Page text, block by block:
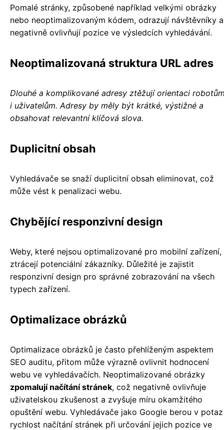
Pomalé stránky, způsobené například velkými obrázky
nebo neoptimalizovaným kódem, odrazují návštěvníky a
negativně ovlivňují pozice ve výsledcích vyhledávání.
Neoptimalizovaná struktura URL adres
Dlouhé a komplikované adresy ztěžují orientaci
i uživatelům. Adresy by měly být krátké, výstižné a
obsahovat relevantní klíčová slova.
Duplicitní obsah
Vyhledávače se snaží duplicitní obsah eliminovat, což
může vést k penalizaci webu.
Chybějící responzivní design
Weby, které nejsou optimalizované pro mobilní zařízení,
ztrácejí potenciální zákazníky. Důležité je zajistit
responzivní design pro správné zobrazování na všech
typech zařízení.
Optimalizace obrázků
Optimalizace obrázků je často přehlíženým aspektem
SEO auditu, přitom může výrazně ovlivnit hodnocení
webu ve vyhledávačích. Neoptimalizované obrázky
zpomalují načítání stránek, což negativně ovlivňuje
uživatelskou zkušenost a zvyšuje míru okamžitého
opuštění webu. Vyhledávače jako Google berou v potaz
rychlost načítání stránek při určování jejich pozice ve